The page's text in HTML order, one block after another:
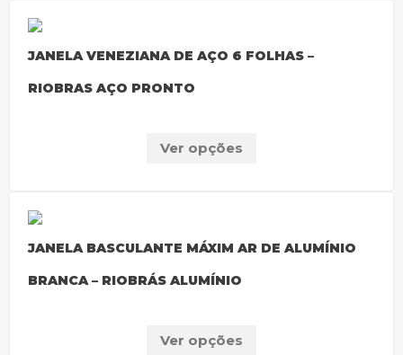
JANELA VENEZIANA DE AÇO 6 FOLHAS –
RIOBRAS AÇO PRONTO
Ver opções
JANELA BASCULANTE MÁXIM AR DE ALUMÍNIO
BRANCA – RIOBRÁS ALUMÍNIO
Ver opções